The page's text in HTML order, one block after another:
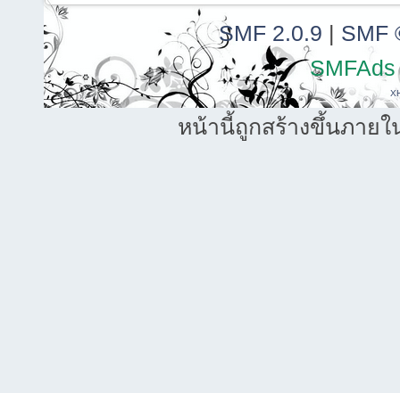
SMF 2.0.9 | SMF
SMFAds
หน้านี้ถูกสร้างขึ้นภายใ